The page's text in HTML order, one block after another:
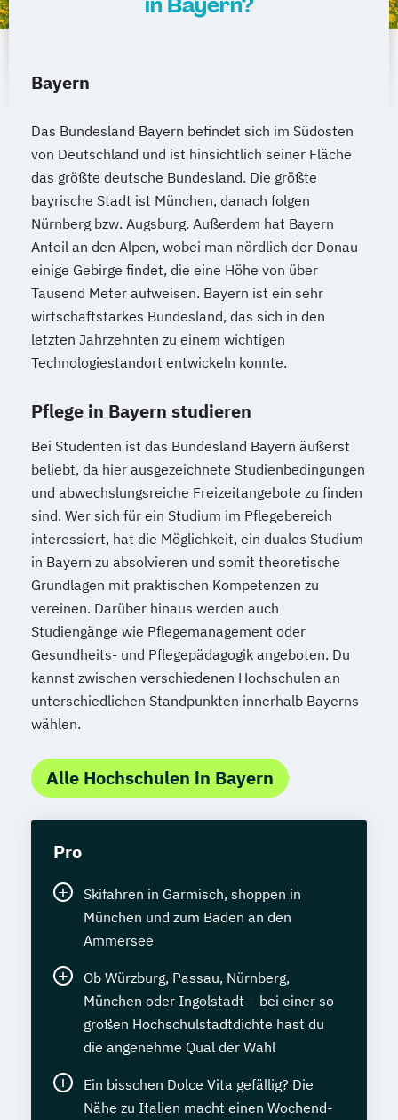
Bayern
Das Bundesland Bayern befindet sich im Südosten
von Deutschland und ist hinsichtlich seiner Fläche
das größte deutsche Bundesland. Die größte
bayrische Stadt ist München, danach folgen
Nürnberg bzw. Augsburg. Außerdem hat Bayern
Anteil an den Alpen, wobei man nördlich der Donau
einige Gebirge findet, die eine Höhe von über
Tausend Meter aufweisen. Bayern ist ein sehr
wirtschaftstarkes Bundesland, das sich in den
letzten Jahrzehnten zu einem wichtigen
Technologiestandort entwickeln konnte.
Pflege in Bayern studieren
Bei Studenten ist das Bundesland Bayern äußerst
beliebt, da hier ausgezeichnete Studienbedingungen
und abwechslungsreiche Freizeitangebote zu finden
sind. Wer sich für ein Studium im Pflegebereich
interessiert, hat die Möglichkeit, ein duales Studium
in Bayern zu absolvieren und somit theoretische
Grundlagen mit praktischen Kompetenzen zu
vereinen. Darüber hinaus werden auch
Studiengänge wie Pflegemanagement oder
Gesundheits- und Pflegepädagogik angeboten. Du
kannst zwischen verschiedenen Hochschulen an
unterschiedlichen Standpunkten innerhalb Bayerns
wählen.
Alle Hochschulen in Bayern
Pro
Skifahren in Garmisch, shoppen in
München und zum Baden an den
Ammersee
Ob Würzburg, Passau, Nürnberg,
München oder Ingolstadt – bei einer so
großen Hochschulstadtdichte hast du
die angenehme Qual der Wahl
Ein bisschen Dolce Vita gefällig? Die
Nähe zu Italien macht einen Wochend-